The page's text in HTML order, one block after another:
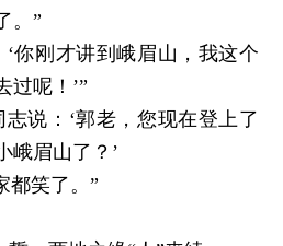
。”
你刚才讲到峨眉山，我这个
过呢！’”
说：‘郭老，您现在登上了
峨眉山了？’
都笑了。”